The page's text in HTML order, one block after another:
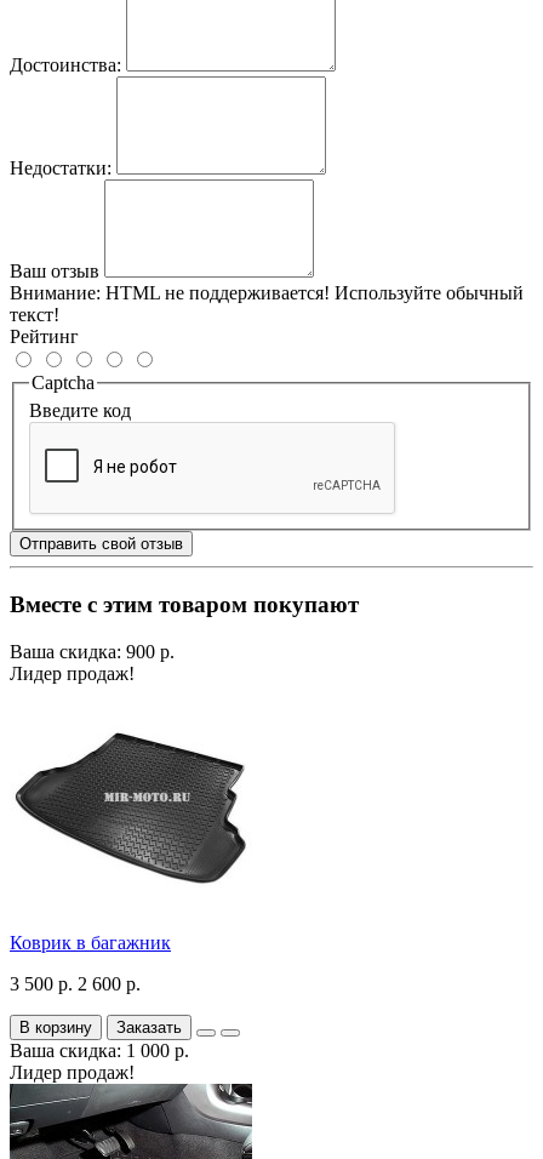
Достоинства:
Недостатки:
Ваш отзыв
Внимание: HTML не поддерживается! Используйте обычный
текст!
Рейтинг
Captcha
Введите код
Отправить свой отзыв
Вместе с этим товаром покупают
Ваша скидка: 900 р.
Лидер продаж!
Коврик в багажник
3 500 р. 2 600 р.
В корзину Заказать
Ваша скидка: 1 000 р.
Лидер продаж!